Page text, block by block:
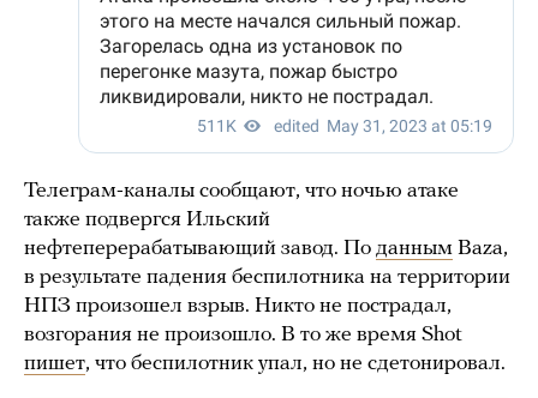
Телеграм-каналы сообщают, что ночью атаке
также подвергся Ильский
нефтеперерабатывающий завод. По данным Baza,
в результате падения беспилотника на территории
НПЗ произошел взрыв. Никто не пострадал,
возгорания не произошло. В то же время Shot
пишет, что беспилотник упал, но не сдетонировал.